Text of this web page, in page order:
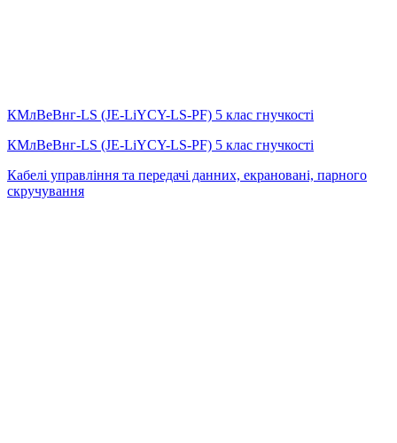
КМлВеВнг-LS (JE-LiYCY-LS-PF) 5 клас гнучкості
КМлВеВнг-LS (JE-LiYCY-LS-PF) 5 клас гнучкості
Кабелі управління та передачі данних, екрановані, парного
скручування